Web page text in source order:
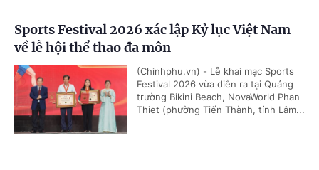
Sports Festival 2026 xác lập Kỷ lục Việt Nam
về lễ hội thể thao đa môn
(Chinhphu.vn) - Lễ khai mạc Sports
Festival 2026 vừa diễn ra tại Quảng
trường Bikini Beach, NovaWorld Phan
Thiet (phường Tiến Thành, tỉnh Lâm...